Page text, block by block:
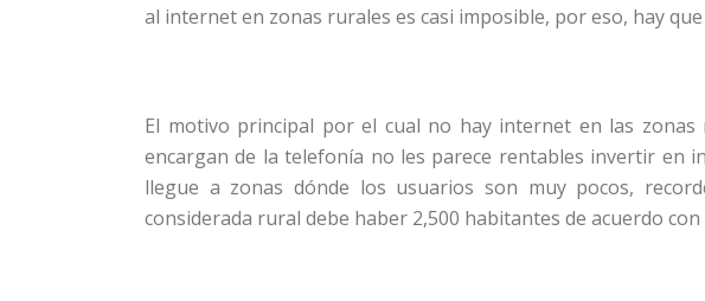
al internet en zonas rurales es casi imposible, por eso, hay
El motivo principal por el cual no hay internet en las
encargan de la telefonía no les parece rentables invertir en
llegue a zonas dónde los usuarios son muy pocos,
considerada rural debe haber 2,500 habitantes de acuerdo con